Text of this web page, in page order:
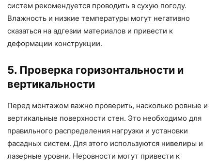
систем рекомендуется проводить в сухую погоду.
Влажность и низкие температуры могут негативно
сказаться на адгезии материалов и привести к
деформации конструкции.
5. Проверка горизонтальности и
вертикальности
Перед монтажом важно проверить, насколько ровные и
вертикальные поверхности стен. Это необходимо для
правильного распределения нагрузки и установки
фасадных систем. Для этого используются нивелиры и
лазерные уровни. Неровности могут привести к